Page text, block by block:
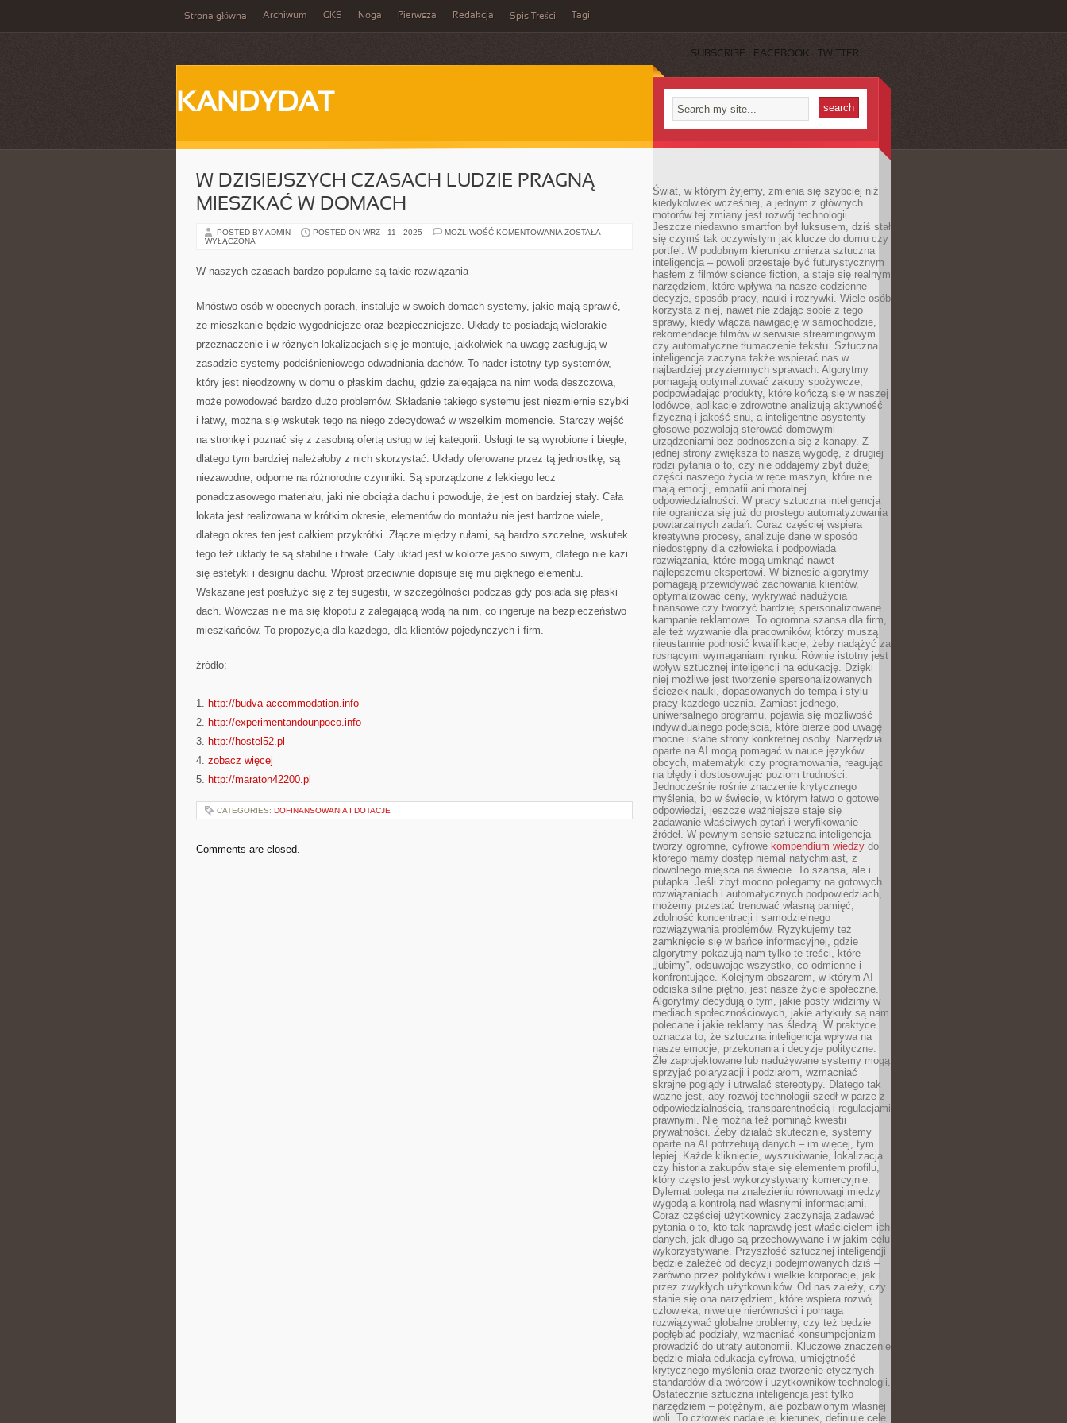
Strona główna Archiwum GKS Noga Pierwsza Redakcja Spis Treści Tagi
SUBSCRIBE FACEBOOK TWITTER
KANDYDAT
W DZISIEJSZYCH CZASACH LUDZIE PRAGNĄ
MIESZKAĆ W DOMACH
POSTED BY ADMIN POSTED ON WRZ - 11 - 2025 MOŻLIWOŚĆ KOMENTOWANIA W
ZOSTAŁA
WYŁĄCZONA
W naszych czasach bardzo popularne są takie rozwiązania
Mnóstwo osób w obecnych porach, instaluje w swoich domach systemy, jakie mają sprawić,
że mieszkanie będzie wygodniejsze oraz bezpieczniejsze. Układy te posiadają wielorakie
przeznaczenie i w różnych lokalizacjach się je montuje, jakkolwiek na uwagę zasługują w
zasadzie systemy podciśnieniowego odwadniania dachów. To nader istotny typ systemów,
który jest nieodzowny w domu o płaskim dachu, gdzie zalegająca na nim woda deszczowa,
może powodować bardzo dużo problemów. Składanie takiego systemu jest niezmiernie szybki
i łatwy, można się wskutek tego na niego zdecydować w wszelkim momencie. Starczy wejść
na stronkę i poznać się z zasobną ofertą usług w tej kategorii. Usługi te są wyrobione i biegłe,
dlatego tym bardziej należałoby z nich skorzystać. Układy oferowane przez tą jednostkę, są
niezawodne, odporne na różnorodne czynniki. Są sporządzone z lekkiego lecz
ponadczasowego materiału, jaki nie obciąża dachu i powoduje, że jest on bardziej stały. Cała
lokata jest realizowana w krótkim okresie, elementów do montażu nie jest bardzoe wiele,
dlatego okres ten jest całkiem przykrótki. Złącze między rułami, są bardzo szczelne, wskutek
tego też układy te są stabilne i trwałe. Cały układ jest w kolorze jasno siwym, dlatego nie kazi
się estetyki i designu dachu. Wprost przeciwnie dopisuje się mu pięknego elementu.
Wskazane jest posłużyć się z tej sugestii, w szczególności podczas gdy posiada się płaski
dach. Wówczas nie ma się kłopotu z zalegającą wodą na nim, co ingeruje na bezpieczeństwo
mieszkańców. To propozycja dla każdego, dla klientów pojedynczych i firm.
źródło:
———————————
1. http://budva-accommodation.info
2. http://experimentandounpoco.info
3. http://hostel52.pl
4. zobacz więcej
5. http://maraton42200.pl
CATEGORIES: DOFINANSOWANIA I DOTACJE
Comments are closed.
Świat, w którym żyjemy, zmienia się szybciej niż
kiedykolwiek wcześniej, a jednym z głównych
motorów tej zmiany jest rozwój technologii.
Jeszcze niedawno smartfon był luksusem, dziś stał
się czymś tak oczywistym jak klucze do domu czy
portfel. W podobnym kierunku zmierza sztuczna
inteligencja – powoli przestaje być futurystycznym
hasłem z filmów science fiction, a staje się realnym
narzędziem, które wpływa na nasze codzienne
decyzje, sposób pracy, nauki i rozrywki. Wiele osób
korzysta z niej, nawet nie zdając sobie z tego
sprawy, kiedy włącza nawigację w samochodzie,
rekomendacje filmów w serwisie streamingowym
czy automatyczne tłumaczenie tekstu. Sztuczna
inteligencja zaczyna także wspierać nas w
najbardziej przyziemnych sprawach. Algorytmy
pomagają optymalizować zakupy spożywcze,
podpowiadając produkty, które kończą się w naszej
lodówce, aplikacje zdrowotne analizują aktywność
fizyczną i jakość snu, a inteligentne asystenty
głosowe pozwalają sterować domowymi
urządzeniami bez podnoszenia się z kanapy. Z
jednej strony zwiększa to naszą wygodę, z drugiej
rodzi pytania o to, czy nie oddajemy zbyt dużej
części naszego życia w ręce maszyn, które nie
mają emocji, empatii ani moralnej
odpowiedzialności. W pracy sztuczna inteligencja
nie ogranicza się już do prostego automatyzowania
powtarzalnych zadań. Coraz częściej wspiera
kreatywne procesy, analizuje dane w sposób
niedostępny dla człowieka i podpowiada
rozwiązania, które mogą umknąć nawet
najlepszemu ekspertowi. W biznesie algorytmy
pomagają przewidywać zachowania klientów,
optymalizować ceny, wykrywać nadużycia
finansowe czy tworzyć bardziej spersonalizowane
kampanie reklamowe. To ogromna szansa dla firm,
ale też wyzwanie dla pracowników, którzy muszą
nieustannie podnosić kwalifikacje, żeby nadążyć za
rosnącymi wymaganiami rynku. Równie istotny jest
wpływ sztucznej inteligencji na edukację. Dzięki
niej możliwe jest tworzenie spersonalizowanych
ścieżek nauki, dopasowanych do tempa i stylu
pracy każdego ucznia. Zamiast jednego,
uniwersalnego programu, pojawia się możliwość
indywidualnego podejścia, które bierze pod uwagę
mocne i słabe strony konkretnej osoby. Narzędzia
oparte na AI mogą pomagać w nauce języków
obcych, matematyki czy programowania, reagując
na błędy i dostosowując poziom trudności.
Jednocześnie rośnie znaczenie krytycznego
myślenia, bo w świecie, w którym łatwo o gotowe
odpowiedzi, jeszcze ważniejsze staje się
zadawanie właściwych pytań i weryfikowanie
źródeł. W pewnym sensie sztuczna inteligencja
tworzy ogromne, cyfrowe kompendium wiedzy do
którego mamy dostęp niemal natychmiast, z
dowolnego miejsca na świecie. To szansa, ale i
pułapka. Jeśli zbyt mocno polegamy na gotowych
rozwiązaniach i automatycznych podpowiedziach,
możemy przestać trenować własną pamięć,
zdolność koncentracji i samodzielnego
rozwiązywania problemów. Ryzykujemy też
zamknięcie się w bańce informacyjnej, gdzie
algorytmy pokazują nam tylko te treści, które
„lubimy”, odsuwając wszystko, co odmienne i
konfrontujące. Kolejnym obszarem, w którym AI
odciska silne piętno, jest nasze życie społeczne.
Algorytmy decydują o tym, jakie posty widzimy w
mediach społecznościowych, jakie artykuły są nam
polecane i jakie reklamy nas śledzą. W praktyce
oznacza to, że sztuczna inteligencja wpływa na
nasze emocje, przekonania i decyzje polityczne.
Źle zaprojektowane lub nadużywane systemy mogą
sprzyjać polaryzacji i podziałom, wzmacniać
skrajne poglądy i utrwalać stereotypy. Dlatego tak
ważne jest, aby rozwój technologii szedł w parze z
odpowiedzialnością, transparentnością i regulacjami
prawnymi. Nie można też pominąć kwestii
prywatności. Żeby działać skutecznie, systemy
oparte na AI potrzebują danych – im więcej, tym
lepiej. Każde kliknięcie, wyszukiwanie, lokalizacja
czy historia zakupów staje się elementem profilu,
który często jest wykorzystywany komercyjnie.
Dylemat polega na znalezieniu równowagi między
wygodą a kontrolą nad własnymi informacjami.
Coraz częściej użytkownicy zaczynają zadawać
pytania o to, kto tak naprawdę jest właścicielem ich
danych, jak długo są przechowywane i w jakim celu
wykorzystywane. Przyszłość sztucznej inteligencji
będzie zależeć od decyzji podejmowanych dziś –
zarówno przez polityków i wielkie korporacje, jak i
przez zwykłych użytkowników. Od nas zależy, czy
stanie się ona narzędziem, które wspiera rozwój
człowieka, niweluje nierówności i pomaga
rozwiązywać globalne problemy, czy też będzie
pogłębiać podziały, wzmacniać konsumpcjonizm i
prowadzić do utraty autonomii. Kluczowe znaczenie
będzie miała edukacja cyfrowa, umiejętność
krytycznego myślenia oraz tworzenie etycznych
standardów dla twórców i użytkowników technologii.
Ostatecznie sztuczna inteligencja jest tylko
narzędziem – potężnym, ale pozbawionym własnej
woli. To człowiek nadaje jej kierunek, definiuje cele